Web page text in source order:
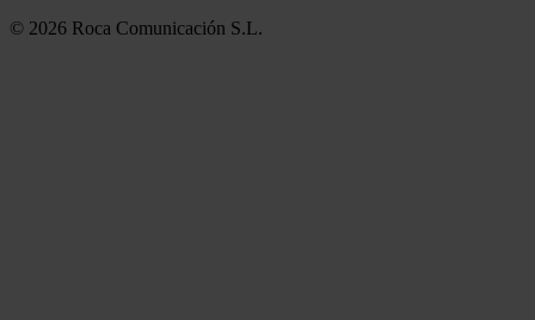
© 2026 Roca Comunicación S.L.